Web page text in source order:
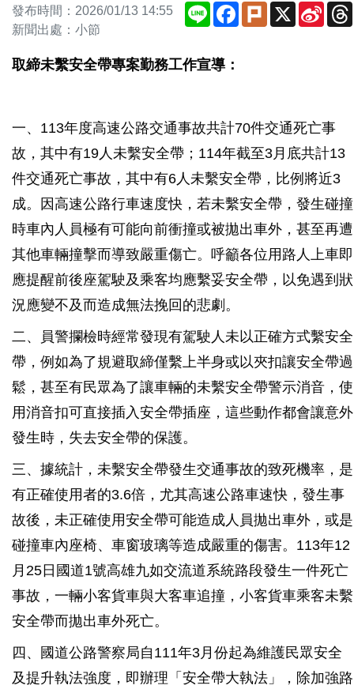
發布時間：2026/01/13 14:55
新聞出處：小節
Line Facebook
Plurk X
Sina
取締未繫安全帶專案勤務工作宣導：
一、113年度高速公路交通事故共計70件交通死亡事
故，其中有19人未繫安全帶；114年截至3月底共計13
件交通死亡事故，其中有6人未繫安全帶，比例將近3
成。因高速公路行車速度快，若未繫安全帶，發生碰撞
時車內人員極有可能向前衝撞或被拋出車外，甚至再遭
其他車輛撞擊而導致嚴重傷亡。呼籲各位用路人上車即
應提醒前後座駕駛及乘客均應繫妥安全帶，以免遇到狀
況應變不及而造成無法挽回的悲劇。
二、員警攔檢時經常發現有駕駛人未以正確方式繫安全
帶，例如為了規避取締僅繫上半身或以夾扣讓安全帶過
鬆，甚至有民眾為了讓車輛的未繫安全帶警示消音，使
用消音扣可直接插入安全帶插座，這些動作都會讓意外
發生時，失去安全帶的保護。
三、據統計，未繫安全帶發生交通事故的致死機率，是
有正確使用者的3.6倍，尤其高速公路車速快，發生事
故後，未正確使用安全帶可能造成人員拋出車外，或是
碰撞車內座椅、車窗玻璃等造成嚴重的傷害。113年12
月25日國道1號高雄九如交流道系統路段發生一件死亡
事故，一輛小客貨車與大客車追撞，小客貨車乘客未繫
安全帶而拋出車外死亡。
四、國道公路警察局自111年3月份起為維護民眾安全
及提升執法強度，即辦理「安全帶大執法」，除加強路